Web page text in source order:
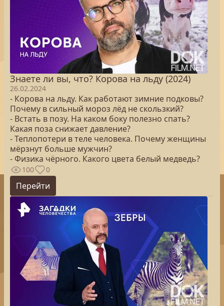
Знаете ли вы, что? Корова на льду (2024)
26.02.2024
- Корова на льду. Как работают зимние подковы?
Почему в сильный мороз лёд не скользкий?
- Встать в позу. На каком боку полезно спать?
Какая поза снижает давление?
- Теплопотери в теле человека. Почему женщины
мёрзнут больше мужчин?
- Физика чёрного. Какого цвета белый медведь?
100 0
Перейти